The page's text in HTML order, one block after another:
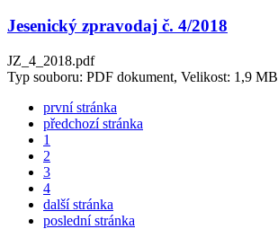
Jesenický zpravodaj č. 4/2018
JZ_4_2018.pdf
Typ souboru: PDF dokument, Velikost: 1,9 MB
první stránka
předchozí stránka
1
2
3
4
další stránka
poslední stránka